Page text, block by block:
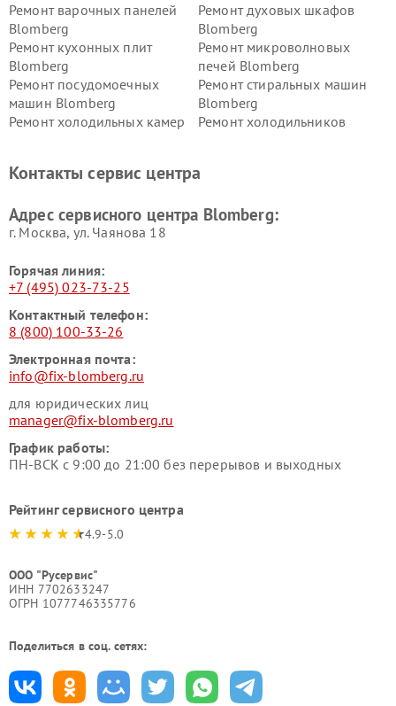
Ремонт варочных панелей
Blomberg
Ремонт духовых шкафов
Blomberg
Ремонт кухонных плит
Blomberg
Ремонт микроволновых
печей Blomberg
Ремонт посудомоечных
машин Blomberg
Ремонт стиральных машин
Blomberg
Ремонт холодильных камер
Ремонт холодильников
Контакты сервис центра
Адрес сервисного центра Blomberg:
г. Москва, ул. Чаянова 18
Горячая линия:
+7 (495) 023-73-25
Контактный телефон:
8 (800) 100-33-26
Электронная почта:
info@fix-blomberg.ru
для юридических лиц
manager@fix-blomberg.ru
График работы:
ПН-ВСК с 9:00 до 21:00 без перерывов и выходных
Рейтинг сервисного центра
4.9-5.0
ООО "Русервис"
ИНН 7702633247
ОГРН 1077746335776
Поделиться в соц. сетях: